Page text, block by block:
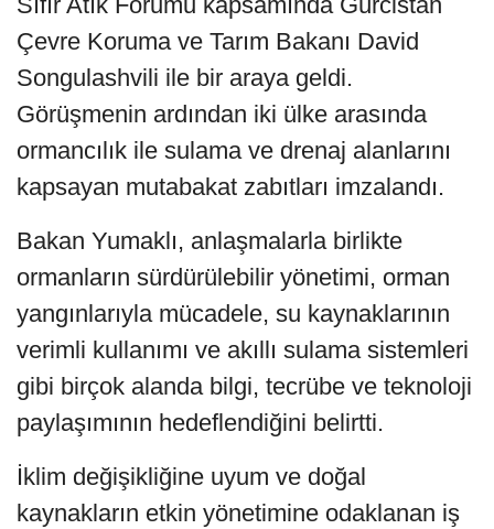
Çevre Koruma ve Tarım Bakanı David
Songulashvili ile bir araya geldi.
Görüşmenin ardından iki ülke arasında
ormancılık ile sulama ve drenaj alanlarını
kapsayan mutabakat zabıtları imzalandı.
Bakan Yumaklı, anlaşmalarla birlikte
ormanların sürdürülebilir yönetimi, orman
yangınlarıyla mücadele, su kaynaklarının
verimli kullanımı ve akıllı sulama sistemleri
gibi birçok alanda bilgi, tecrübe ve teknoloji
paylaşımının hedeflendiğini belirtti.
İklim değişikliğine uyum ve doğal
kaynakların etkin yönetimine odaklanan iş